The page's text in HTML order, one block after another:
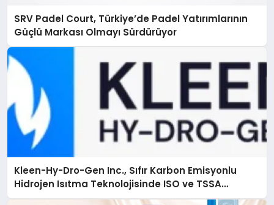
SRV Padel Court, Türkiye’de Padel Yatırımlarının
Güçlü Markası Olmayı Sürdürüyor
Kleen-Hy-Dro-Gen Inc., Sıfır Karbon Emisyonlu
Hidrojen Isıtma Teknolojisinde ISO ve TSSA
Düzenleyici Onaylarını Aldı